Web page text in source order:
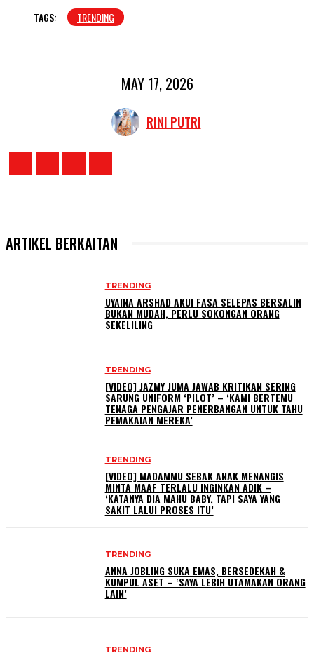
TAGS:
TRENDING
MAY 17, 2026
RINI PUTRI
ARTIKEL BERKAITAN
TRENDING
UYAINA ARSHAD AKUI FASA SELEPAS BERSALIN
BUKAN MUDAH, PERLU SOKONGAN ORANG
SEKELILING
TRENDING
[VIDEO] JAZMY JUMA JAWAB KRITIKAN SERING
SARUNG UNIFORM ‘PILOT’ – ‘KAMI BERTEMU
TENAGA PENGAJAR PENERBANGAN UNTUK TAHU
PEMAKAIAN MEREKA’
TRENDING
[VIDEO] MADAMMU SEBAK ANAK MENANGIS
MINTA MAAF TERLALU INGINKAN ADIK –
‘KATANYA DIA MAHU BABY, TAPI SAYA YANG
SAKIT LALUI PROSES ITU’
TRENDING
ANNA JOBLING SUKA EMAS, BERSEDEKAH &
KUMPUL ASET – ‘SAYA LEBIH UTAMAKAN ORANG
LAIN’
TRENDING